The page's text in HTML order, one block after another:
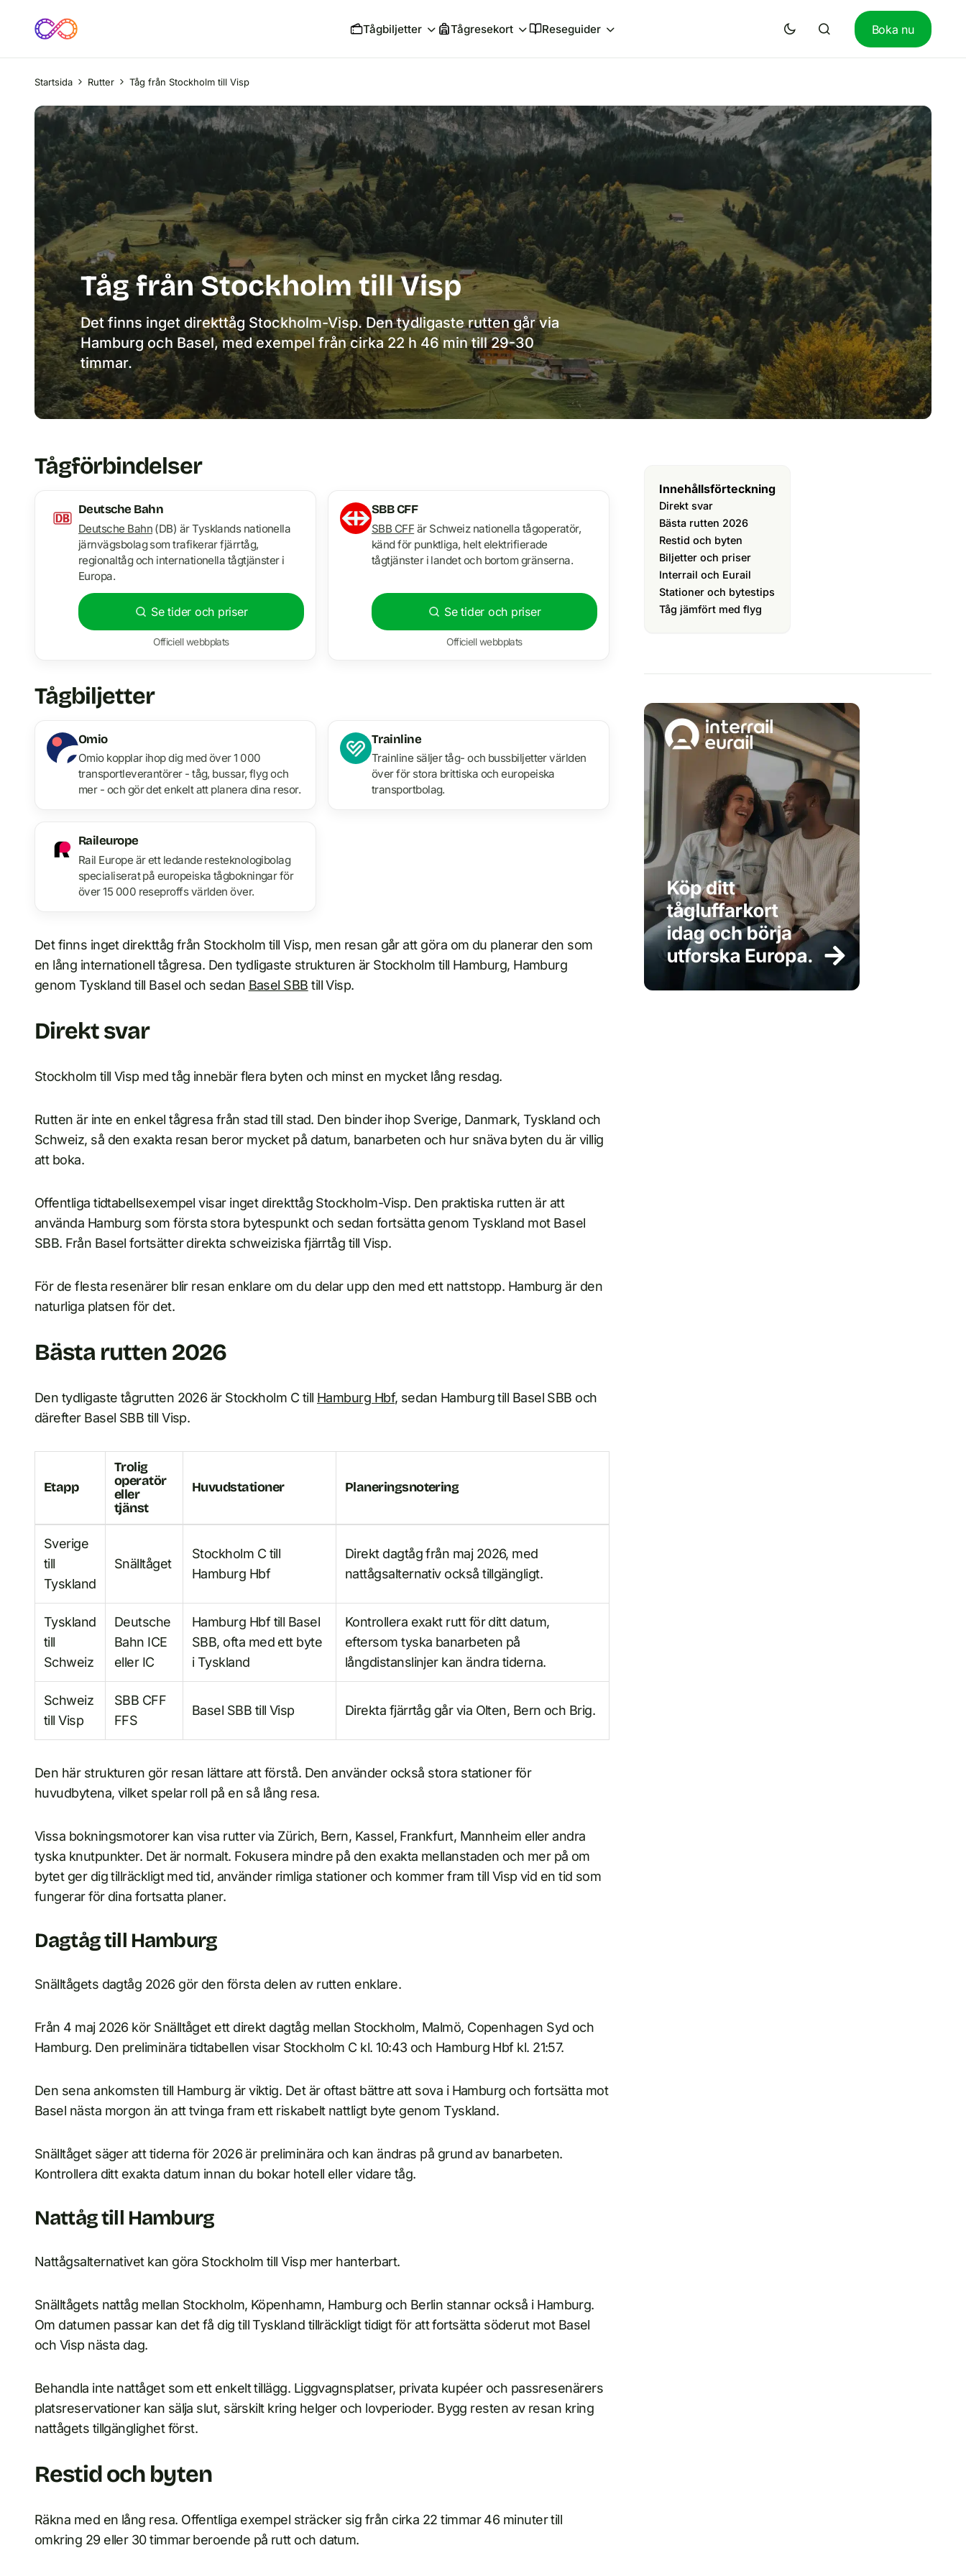
Tågbiljetter Tågresekort Reseguider Boka nu
Startsida Rutter Tåg från Stockholm till Visp
Tåg från Stockholm till Visp
Det finns inget direkttåg Stockholm-Visp. Den tydligaste rutten går via
Hamburg och Basel, med exempel från cirka 22 h 46 min till 29-30
timmar.
Tågförbindelser
Deutsche Bahn
Deutsche Bahn(DB) är Tysklands nationella
järnvägsbolag som trafikerar fjärrtåg,
regionaltåg och internationella tågtjänster i
Europa.
Se tider och priser
Officiell webbplats
SBB CFF
SBB CFF är Schweiz nationella tågoperatör,
känd för punktliga, helt elektrifierade
tågtjänster i landet och bortom gränserna.
Se tider och priser
Officiell webbplats
Tågbiljetter
Omio
Omio kopplar ihop dig med över 1 000
transportleverantörer - tåg, bussar, flyg och
mer - och gör det enkelt att planera dina resor.
Trainline
Trainline säljer tåg- och bussbiljetter världen
över för stora brittiska och europeiska
transportbolag.
Raileurope
Rail Europe är ett ledande resteknologibolag
specialiserat på europeiska tågbokningar för
över 15 000 reseproffs världen över.
Det finns inget direkttåg från Stockholm till Visp, men resan går att göra om du planerar den som
en lång internationell tågresa. Den tydligaste strukturen är Stockholm till Hamburg, Hamburg
genom Tyskland till Basel och sedan Basel SBB till Visp.
Direkt svar
Stockholm till Visp med tåg innebär flera byten och minst en mycket lång resdag.
Rutten är inte en enkel tågresa från stad till stad. Den binder ihop Sverige, Danmark, Tyskland och
Schweiz, så den exakta resan beror mycket på datum, banarbeten och hur snäva byten du är villig
att boka.
Offentliga tidtabellsexempel visar inget direkttåg Stockholm-Visp. Den praktiska rutten är att
använda Hamburg som första stora bytespunkt och sedan fortsätta genom Tyskland mot Basel
SBB. Från Basel fortsätter direkta schweiziska fjärrtåg till Visp.
För de flesta resenärer blir resan enklare om du delar upp den med ett nattstopp. Hamburg är den
naturliga platsen för det.
Bästa rutten 2026
Den tydligaste tågrutten 2026 är Stockholm C till Hamburg Hbf, sedan Hamburg till Basel SBB och
därefter Basel SBB till Visp.
Etapp
Trolig
operatör
eller
tjänst
Huvudstationer Planeringsnotering
Sverige
till
Tyskland
Snälltåget
Stockholm C till
Hamburg Hbf
Direkt dagtåg från maj 2026, med
nattågsalternativ också tillgängligt.
Tyskland
till
Schweiz
Deutsche
Bahn ICE
eller IC
Hamburg Hbf till Basel
SBB, ofta med ett byte
i Tyskland
Kontrollera exakt rutt för ditt datum,
eftersom tyska banarbeten på
långdistanslinjer kan ändra tiderna.
Schweiz
till Visp
SBB CFF
FFS
Basel SBB till Visp Direkta fjärrtåg går via Olten, Bern och Brig.
Den här strukturen gör resan lättare att förstå. Den använder också stora stationer för
huvudbytena, vilket spelar roll på en så lång resa.
Vissa bokningsmotorer kan visa rutter via Zürich, Bern, Kassel, Frankfurt, Mannheim eller andra
tyska knutpunkter. Det är normalt. Fokusera mindre på den exakta mellanstaden och mer på om
bytet ger dig tillräckligt med tid, använder rimliga stationer och kommer fram till Visp vid en tid som
fungerar för dina fortsatta planer.
Dagtåg till Hamburg
Snälltågets dagtåg 2026 gör den första delen av rutten enklare.
Från 4 maj 2026 kör Snälltåget ett direkt dagtåg mellan Stockholm, Malmö, Copenhagen Syd och
Hamburg. Den preliminära tidtabellen visar Stockholm C kl. 10:43 och Hamburg Hbf kl. 21:57.
Den sena ankomsten till Hamburg är viktig. Det är oftast bättre att sova i Hamburg och fortsätta mot
Basel nästa morgon än att tvinga fram ett riskabelt nattligt byte genom Tyskland.
Snälltåget säger att tiderna för 2026 är preliminära och kan ändras på grund av banarbeten.
Kontrollera ditt exakta datum innan du bokar hotell eller vidare tåg.
Nattåg till Hamburg
Nattågsalternativet kan göra Stockholm till Visp mer hanterbart.
Snälltågets nattåg mellan Stockholm, Köpenhamn, Hamburg och Berlin stannar också i Hamburg.
Om datumen passar kan det få dig till Tyskland tillräckligt tidigt för att fortsätta söderut mot Basel
och Visp nästa dag.
Behandla inte nattåget som ett enkelt tillägg. Liggvagnsplatser, privata kupéer och passresenärers
platsreservationer kan sälja slut, särskilt kring helger och lovperioder. Bygg resten av resan kring
nattågets tillgänglighet först.
Restid och byten
Räkna med en lång resa. Offentliga exempel sträcker sig från cirka 22 timmar 46 minuter till
omkring 29 eller 30 timmar beroende på rutt och datum.
Innehållsförteckning
Direkt svar
Bästa rutten 2026
Restid och byten
Biljetter och priser
Interrail och Eurail
Stationer och bytestips
Tåg jämfört med flyg